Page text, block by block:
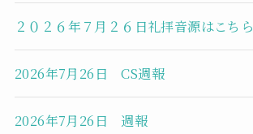
２０２６年７月２６日礼拝音源はこちら
2026年7月26日 CS週報
2026年7月26日 週報